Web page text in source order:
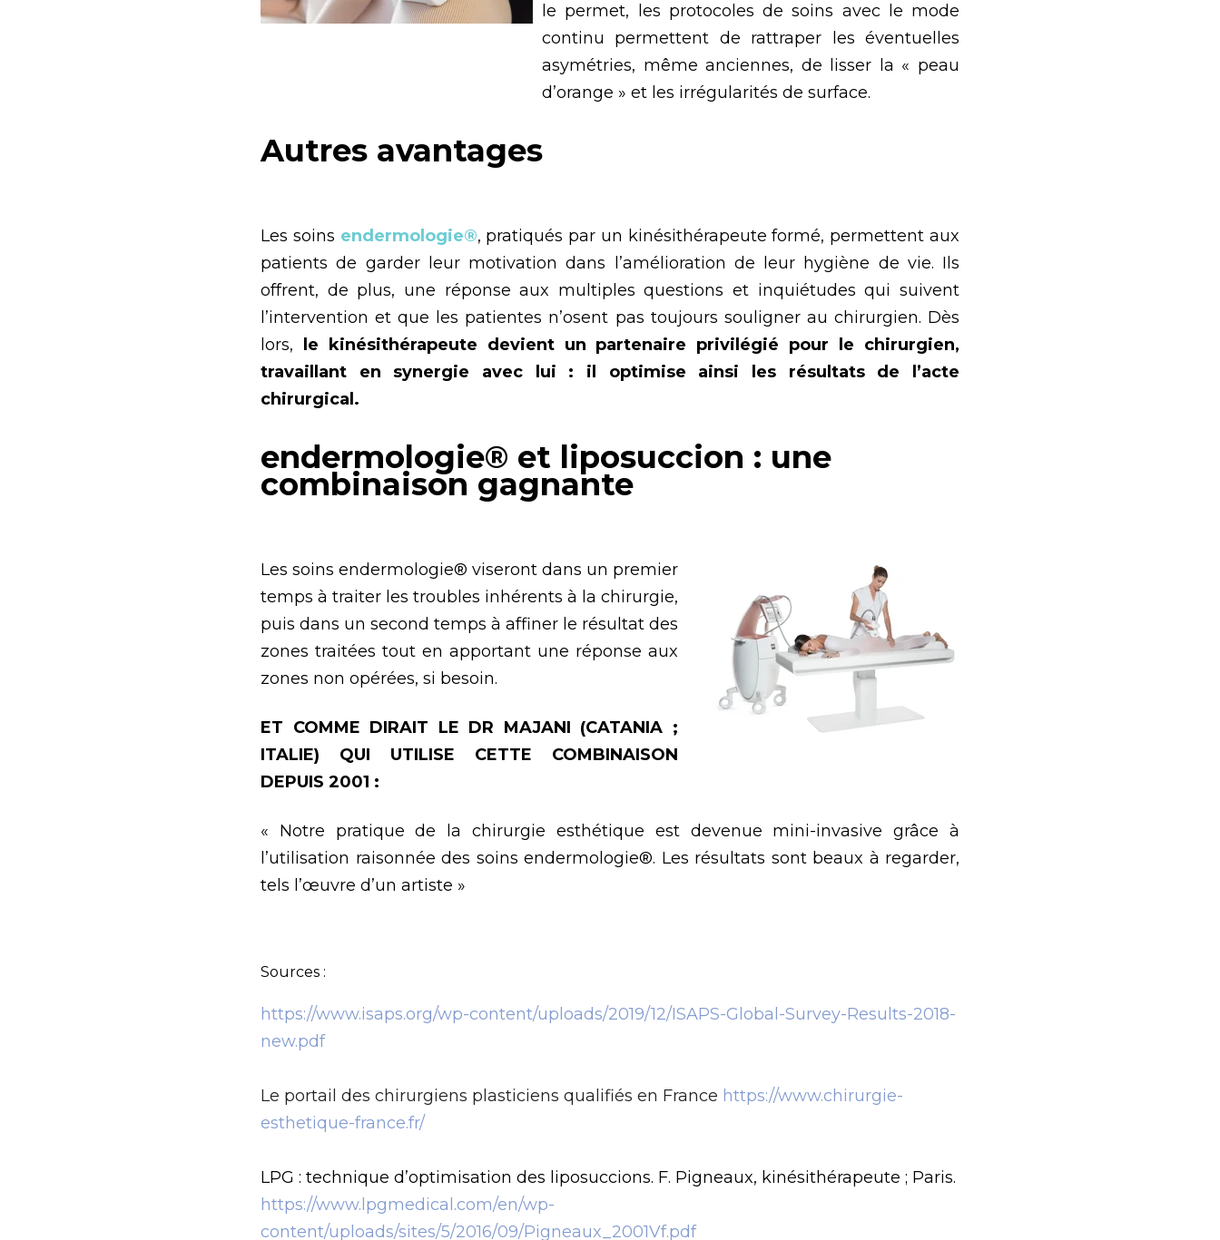
le permet, les protocoles de soins avec le mode
continu permettent de rattraper les éventuelles
asymétries, même anciennes, de lisser la « peau
d’orange » et les irrégularités de surface.
Autres avantages
Les soins endermologie®, pratiqués par un kinésithérapeute formé, permettent aux
patients de garder leur motivation dans l’amélioration de leur hygiène de vie. Ils
offrent, de plus, une réponse aux multiples questions et inquiétudes qui suivent
l’intervention et que les patientes n’osent pas toujours souligner au chirurgien. Dès
lors, le kinésithérapeute devient un partenaire privilégié pour le chirurgien,
travaillant en synergie avec lui : il optimise ainsi les résultats de l’acte
chirurgical.
endermologie® et liposuccion : une
combinaison gagnante
Les soins endermologie® viseront dans un premier
temps à traiter les troubles inhérents à la chirurgie,
puis dans un second temps à affiner le résultat des
zones traitées tout en apportant une réponse aux
zones non opérées, si besoin.
ET COMME DIRAIT LE DR MAJANI (CATANIA ;
ITALIE) QUI UTILISE CETTE COMBINAISON
DEPUIS 2001 :
« Notre pratique de la chirurgie esthétique est devenue mini-invasive grâce à
l’utilisation raisonnée des soins endermologie®. Les résultats sont beaux à regarder,
tels l’œuvre d’un artiste »
Sources :
https://www.isaps.org/wp-content/uploads/2019/12/ISAPS-Global-Survey-Results-2018-
new.pdf
Le portail des chirurgiens plasticiens qualifiés en France https://www.chirurgie-
esthetique-france.fr/
LPG : technique d’optimisation des liposuccions. F. Pigneaux, kinésithérapeute ; Paris.
https://www.lpgmedical.com/en/wp-
content/uploads/sites/5/2016/09/Pigneaux_2001Vf.pdf